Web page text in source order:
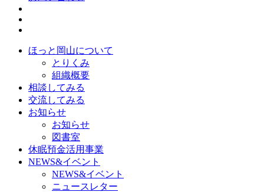
ほっと岡山について
とりくみ
組織概要
相談してみる
交流してみる
お知らせ
お知らせ
図書室
休眠預金活用事業
NEWS&イベント
NEWS&イベント
ニュースレター